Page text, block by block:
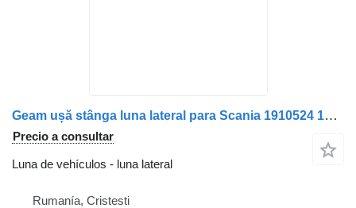
Geam ușă stânga luna lateral para Scania 1910524 1366891 15 camión
Precio a consultar
Luna de vehículos - luna lateral
Rumanía, Cristesti